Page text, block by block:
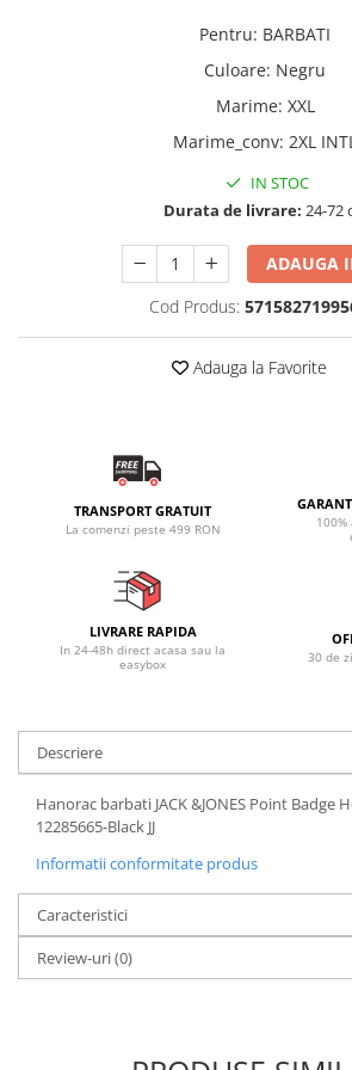
Pentru: BARBATI
Culoare: Negru
Marime: XXL
Marime_conv: 2XL
IN STOC
Durata de livrare: 24-72
ADAUGA
Cod Produs:
Adauga la Favorite
TRANSPORT GRATUIT
La comenzi peste 499 RON
LIVRARE RAPIDA
In 24-48h direct acasa sau la
easybox
30 de
Descriere
Hanorac barbati JACK &JONES Point Badge
12285665-Black JJ
Informatii conformitate produs
Caracteristici
Review-uri(0)